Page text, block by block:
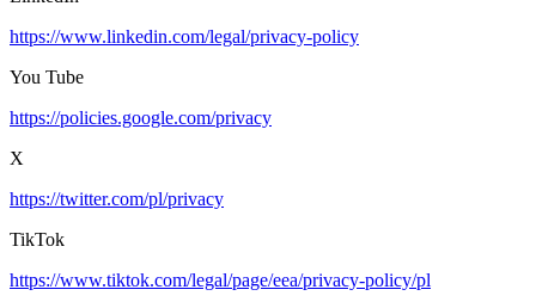
https://www.linkedin.com/legal/privacy-policy
You Tube
https://policies.google.com/privacy
X
https://twitter.com/pl/privacy
TikTok
https://www.tiktok.com/legal/page/eea/privacy-policy/pl